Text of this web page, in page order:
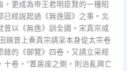
，更成為帝王君明臣賢的一種昭
已經說起過《無逸圖》之事。北
曾以《無逸》訓全國。宋真宗咸
錫曾上奏真宗請呈本身從太宗卷
錄的《御覽》四卷，又請立采經
卷，“置扆座之側，則治亂興亡